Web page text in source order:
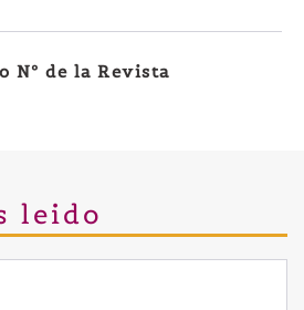
Nº de la Revista
leido